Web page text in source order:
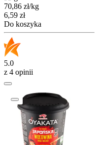
70,86 zł/kg
Cena
6,59 zł
Do koszyka
5.0
z 4 opinii